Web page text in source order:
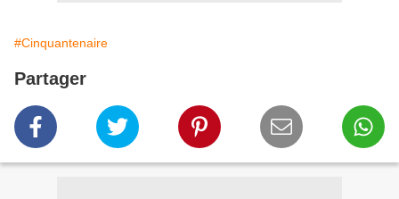
#Cinquantenaire
Partager